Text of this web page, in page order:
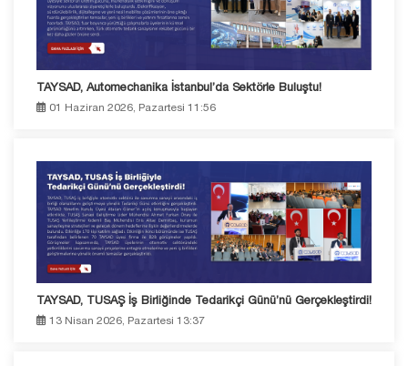
TAYSAD, Automechanika İstanbul’da Sektörle Buluştu!
01 Haziran 2026, Pazartesi 11:56
TAYSAD, TUSAŞ İş Birliğinde Tedarikçi Günü’nü Gerçekleştirdi!
13 Nisan 2026, Pazartesi 13:37